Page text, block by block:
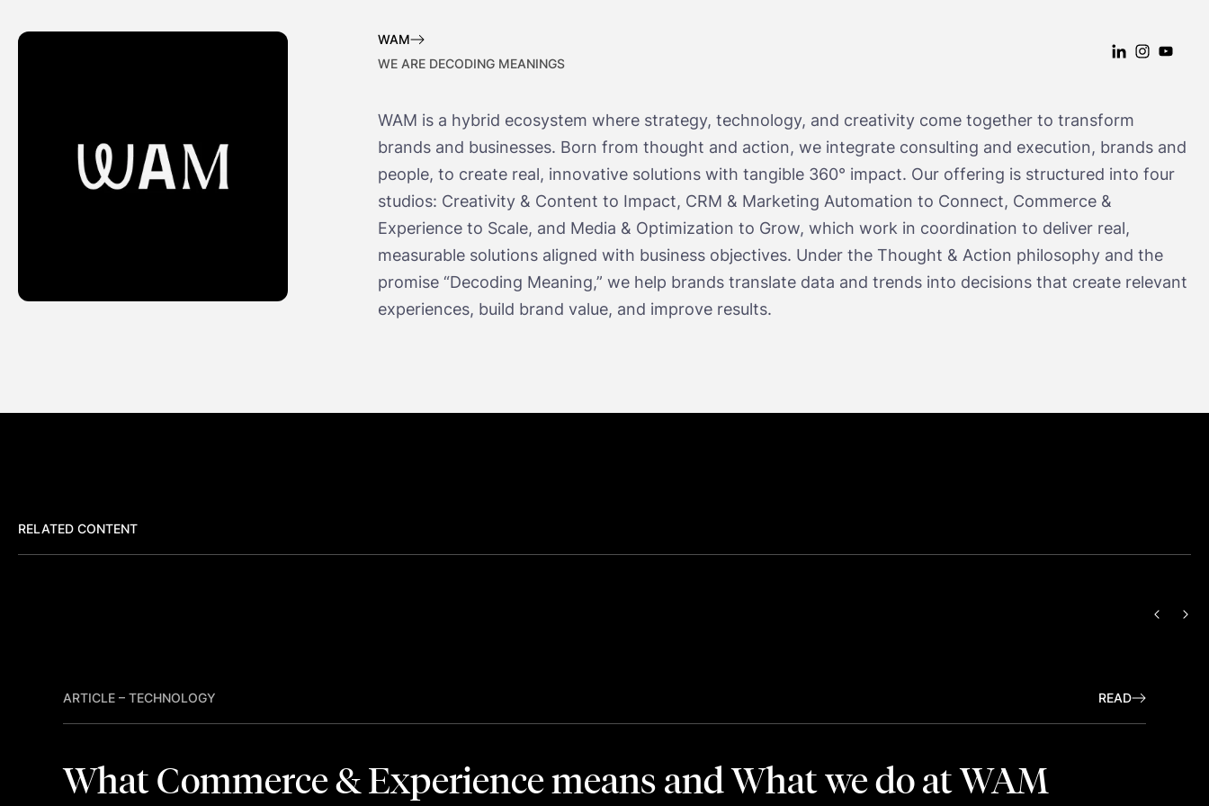
WAM
WE ARE DECODING MEANINGS
LINKEDIN: WAM
WAM is a hybrid ecosystem where strategy, technology, and creativity come together to transform
brands and businesses. Born from thought and action, we integrate consulting and execution, brands and
people, to create real, innovative solutions with tangible 360° impact. Our offering is structured into four
studios: Creativity & Content to Impact, CRM & Marketing Automation to Connect, Commerce &
Experience to Scale, and Media & Optimization to Grow, which work in coordination to deliver real,
measurable solutions aligned with business objectives. Under the Thought & Action philosophy and the
promise “Decoding Meaning,” we help brands translate data and trends into decisions that create relevant
experiences, build brand value, and improve results.
RELATED CONTENT
ARTICLE – TECHNOLOGY READ
What Commerce & Experience means and What we do at WAM